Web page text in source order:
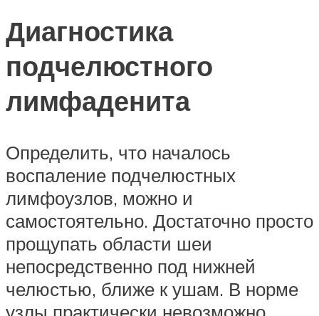
Диагностика
подчелюстного
лимфаденита
Определить, что началось
воспаление подчелюстных
лимфоузлов, можно и
самостоятельно. Достаточно просто
прощупать области шеи
непосредственно под нижней
челюстью, ближе к ушам. В норме